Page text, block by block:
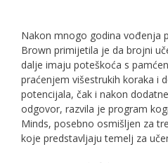
Nakon mnogo godina vođenja
Brown primijetila je da brojni
dalje imaju poteškoća s
praćenjem višestrukih koraka i
potencijala, čak i nakon
odgovor, razvila je program
Minds, posebno osmišljen za
koje predstavljaju temelj za